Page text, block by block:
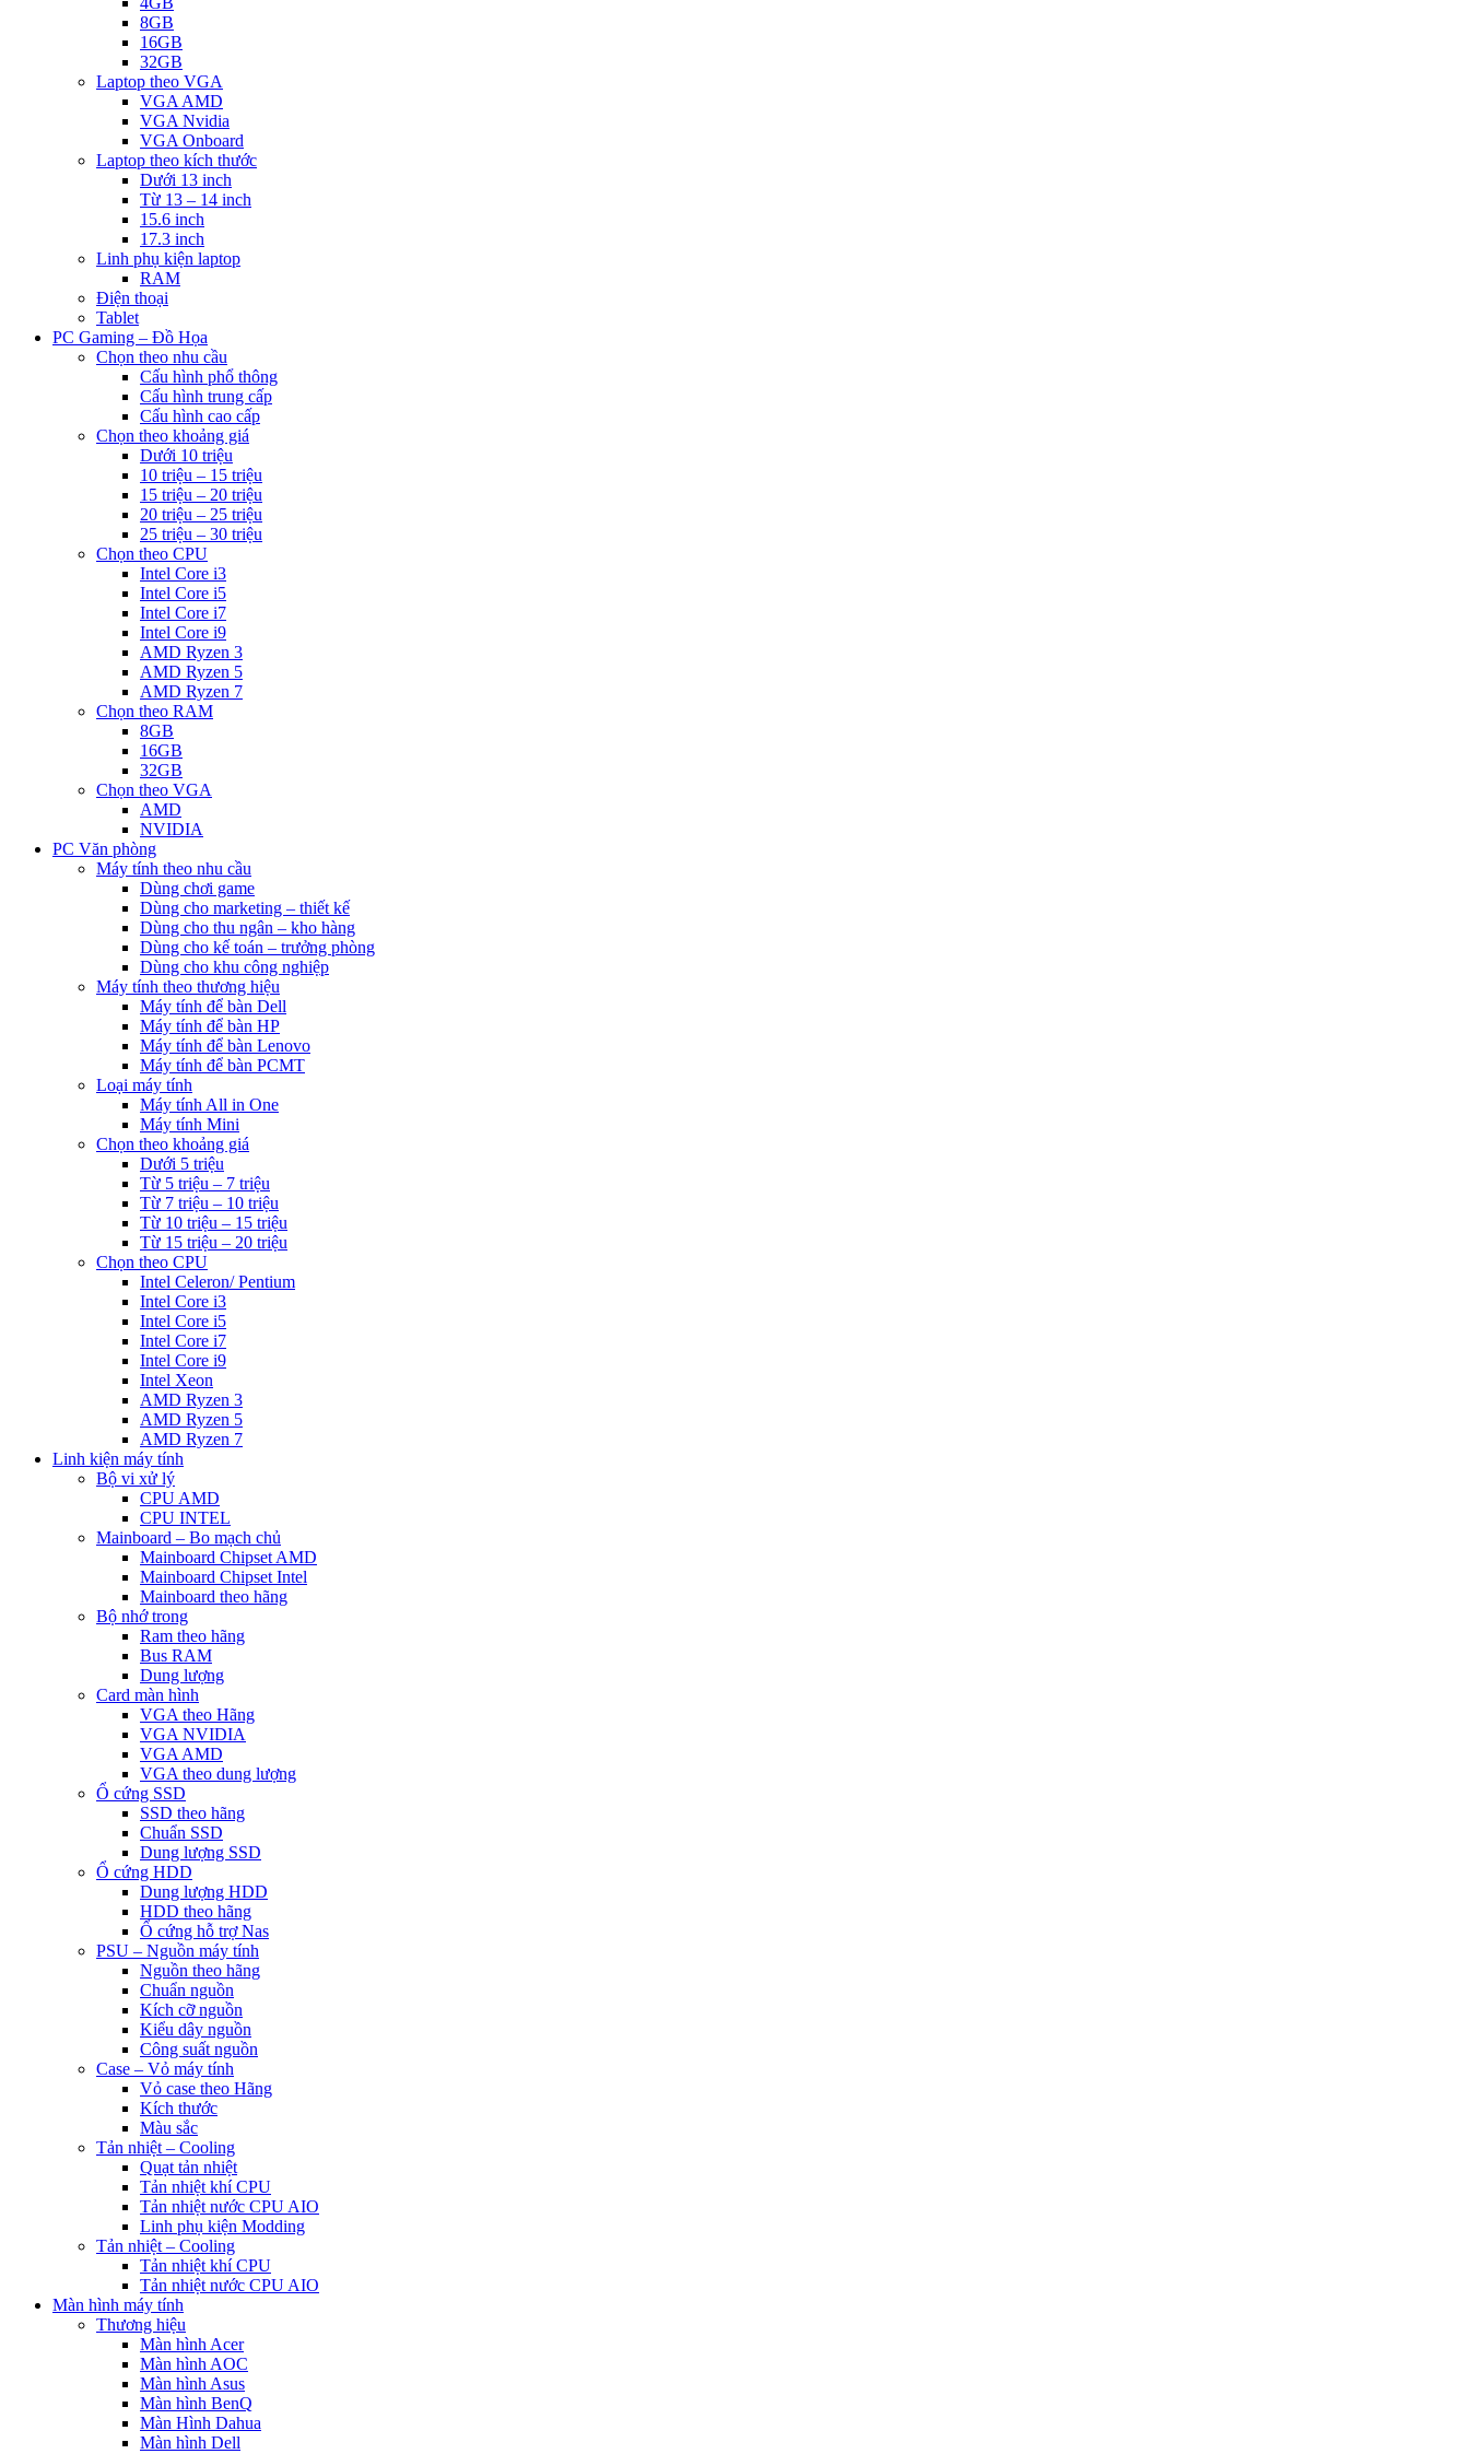
8GB
16GB
32GB
Laptop theo VGA
VGA AMD
VGA Nvidia
VGA Onboard
Laptop theo kích thước
Dưới 13 inch
Từ 13 – 14 inch
15.6 inch
17.3 inch
Linh phụ kiện laptop
RAM
Điện thoại
Tablet
PC Gaming – Đồ Họa
Chọn theo nhu cầu
Cấu hình phổ thông
Cấu hình trung cấp
Cấu hình cao cấp
Chọn theo khoảng giá
Dưới 10 triệu
10 triệu – 15 triệu
15 triệu – 20 triệu
20 triệu – 25 triệu
25 triệu – 30 triệu
Chọn theo CPU
Intel Core i3
Intel Core i5
Intel Core i7
Intel Core i9
AMD Ryzen 3
AMD Ryzen 5
AMD Ryzen 7
Chọn theo RAM
8GB
16GB
32GB
Chọn theo VGA
AMD
NVIDIA
PC Văn phòng
Máy tính theo nhu cầu
Dùng chơi game
Dùng cho marketing – thiết kế
Dùng cho thu ngân – kho hàng
Dùng cho kế toán – trưởng phòng
Dùng cho khu công nghiệp
Máy tính theo thương hiệu
Máy tính để bàn Dell
Máy tính để bàn HP
Máy tính để bàn Lenovo
Máy tính để bàn PCMT
Loại máy tính
Máy tính All in One
Máy tính Mini
Chọn theo khoảng giá
Dưới 5 triệu
Từ 5 triệu – 7 triệu
Từ 7 triệu – 10 triệu
Từ 10 triệu – 15 triệu
Từ 15 triệu – 20 triệu
Chọn theo CPU
Intel Celeron/ Pentium
Intel Core i3
Intel Core i5
Intel Core i7
Intel Core i9
Intel Xeon
AMD Ryzen 3
AMD Ryzen 5
AMD Ryzen 7
Linh kiện máy tính
Bộ vi xử lý
CPU AMD
CPU INTEL
Mainboard – Bo mạch chủ
Mainboard Chipset AMD
Mainboard Chipset Intel
Mainboard theo hãng
Bộ nhớ trong
Ram theo hãng
Bus RAM
Dung lượng
Card màn hình
VGA theo Hãng
VGA NVIDIA
VGA AMD
VGA theo dung lượng
Ổ cứng SSD
SSD theo hãng
Chuẩn SSD
Dung lượng SSD
Ổ cứng HDD
Dung lượng HDD
HDD theo hãng
Ổ cứng hỗ trợ Nas
PSU – Nguồn máy tính
Nguồn theo hãng
Chuẩn nguồn
Kích cỡ nguồn
Kiểu dây nguồn
Công suất nguồn
Case – Vỏ máy tính
Vỏ case theo Hãng
Kích thước
Màu sắc
Tản nhiệt – Cooling
Quạt tản nhiệt
Tản nhiệt khí CPU
Tản nhiệt nước CPU AIO
Linh phụ kiện Modding
Tản nhiệt – Cooling
Tản nhiệt khí CPU
Tản nhiệt nước CPU AIO
Màn hình máy tính
Thương hiệu
Màn hình Acer
Màn hình AOC
Màn hình Asus
Màn hình BenQ
Màn Hình Dahua
Màn hình Dell